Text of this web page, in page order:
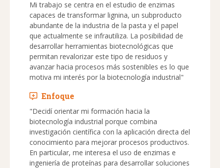
Mi trabajo se centra en el estudio de enzimas
capaces de transformar lignina, un subproducto
abundante de la industria de la pasta y el papel
que actualmente se infrautiliza. La posibilidad de
desarrollar herramientas biotecnológicas que
permitan revalorizar este tipo de residuos y
avanzar hacia procesos más sostenibles es lo que
motiva mi interés por la biotecnología industrial"
Enfoque
"Decidí orientar mi formación hacia la
biotecnología industrial porque combina
investigación científica con la aplicación directa del
conocimiento para mejorar procesos productivos.
En particular, me interesa el uso de enzimas e
ingeniería de proteínas para desarrollar soluciones